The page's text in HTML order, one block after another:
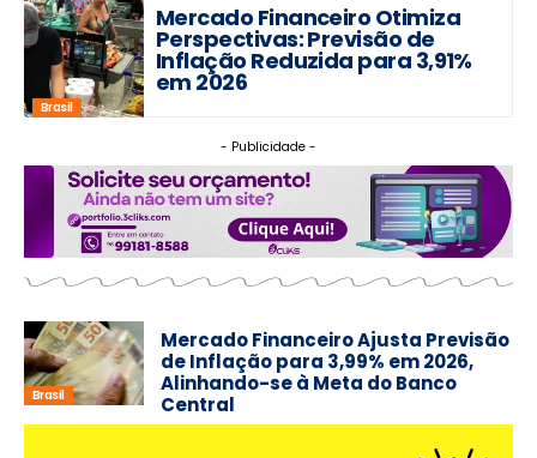
Mercado Financeiro Otimiza
Perspectivas: Previsão de
Inflação Reduzida para 3,91%
em 2026
Brasil
- Publicidade -
Brasil
Mercado Financeiro Ajusta Previsão
de Inflação para 3,99% em 2026,
Alinhando-se à Meta do Banco
Central